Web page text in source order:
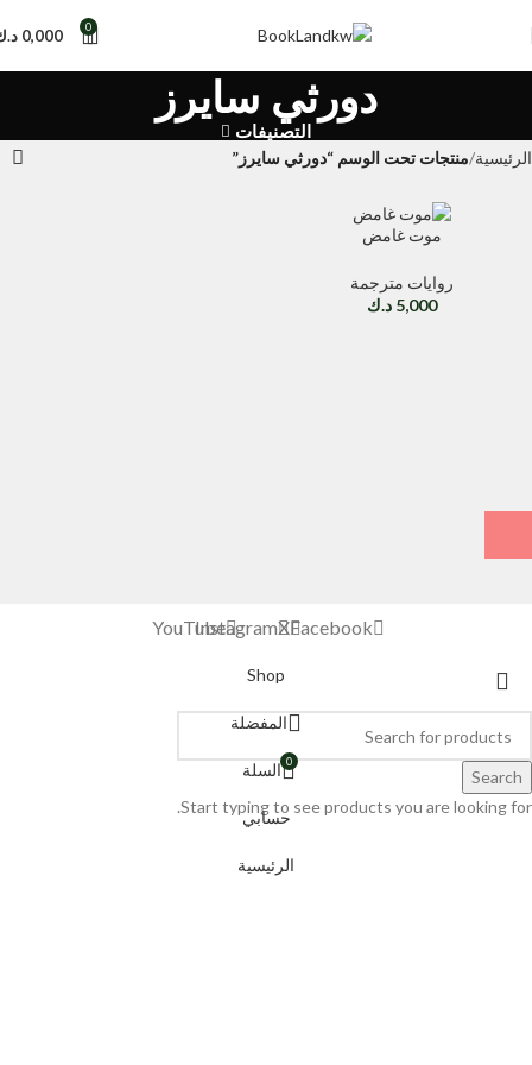
0
0,000
دورثي سايرز
التصنيفات
الرئيسية منتجات تحت الوسم “دورثي سايرز”
موت غامض
روايات مترجمة
5,000 د.ك
Facebook
X
Instagram
YouTube
Search
Start typing to see products you are looking for.
Shop
المفضلة
0 السلة
حسابي
الرئيسية